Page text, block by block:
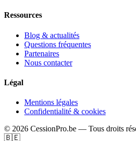
Ressources
Blog & actualités
Questions fréquentes
Partenaires
Nous contacter
Légal
Mentions légales
Confidentialité & cookies
© 2026 CessionPro.be — Tous droits
🇧🇪